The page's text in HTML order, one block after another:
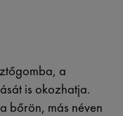
a
is okozhatja.
bőrön, más néven